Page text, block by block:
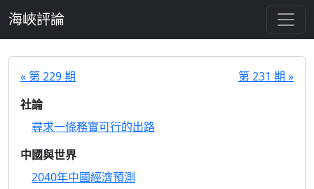
海峽評論
« 第 229 期
第 231 期 »
社論
尋求一條務實可行的出路
中國與世界
2040年中國經濟預測